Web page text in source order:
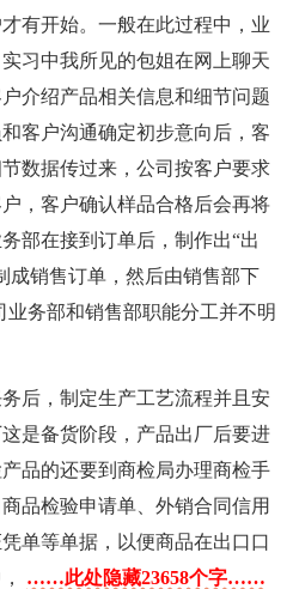
有开始。一般在此过程中，业
习中我所见的包姐在网上聊天
介绍产品相关信息和细节问题
客户沟通确定初步意向后，客
数据传过来，公司按客户要求
，客户确认样品合格后会再将
部在接到订单后，制作出“出
成销售订单，然后由销售部下
务部和销售部职能分工并不明
后，制定生产工艺流程并且安
是备货阶段，产品出厂后要进
品的还要到商检局办理商检手
品检验申请单、外销合同信用
单等单据，以便商品在出口口
……此处隐藏23658个字……